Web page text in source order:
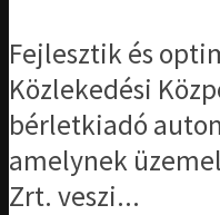
Fejlesztik és
Közlekedési
bérletkiadó
amelynek
Zrt. veszi...